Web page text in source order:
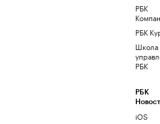
РБК
РБК
Школа
РБК
РБК
iOS